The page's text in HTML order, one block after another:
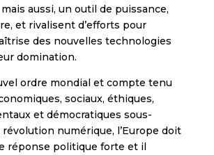
aussi, un outil de puissance,
et rivalisent d’efforts pour
des nouvelles technologies
domination.
ordre mondial et compte tenu
sociaux, éthiques,
et démocratiques sous-
numérique, l’Europe doit
réponse politique forte et il